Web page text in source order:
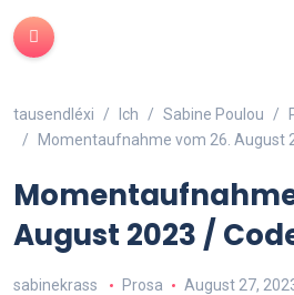
tausendléxi Ich Sabine Poulou
Momentaufnahme vom 26. August
August 2023 /
sabinekrass Prosa August 27,